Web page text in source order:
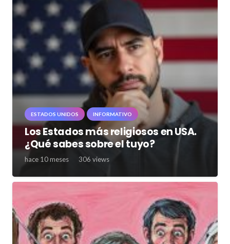
ESTADOS UNIDOS INFORMATIVO
Los Estados más religiosos en USA.
¿Qué sabes sobre el tuyo?
hace 10 meses 306 views